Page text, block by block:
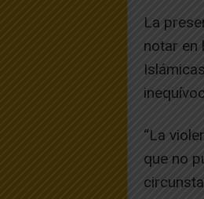
La
notar en
“La
que no